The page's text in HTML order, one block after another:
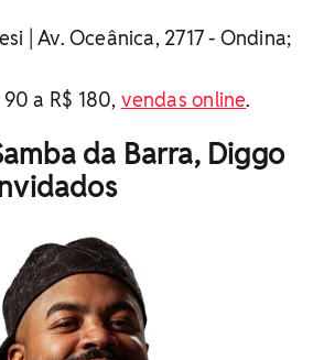
| Av. Oceânica, 2717 - Ondina;
a R$ 180, vendas online.
da Barra, Diggo